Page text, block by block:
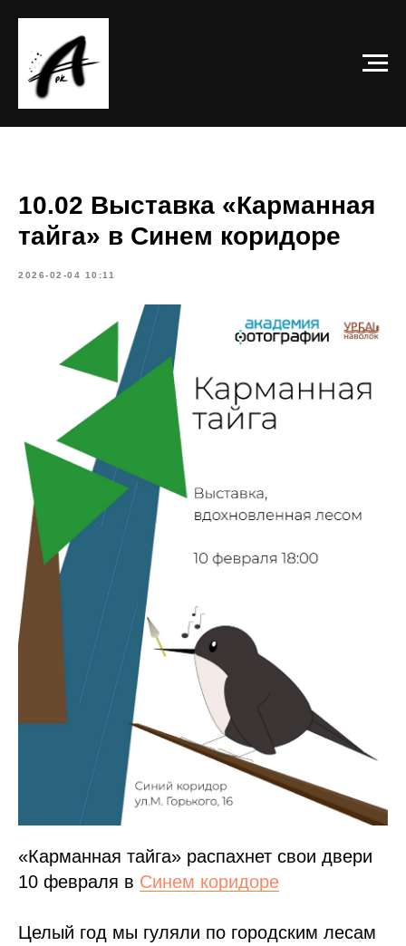
10.02 Выставка «Карманная
тайга» в Синем коридоре
2026-02-04 10:11
«Карманная тайга» распахнет свои двери
10 февраля в Синем коридоре
Целый год мы гуляли по городским лесам